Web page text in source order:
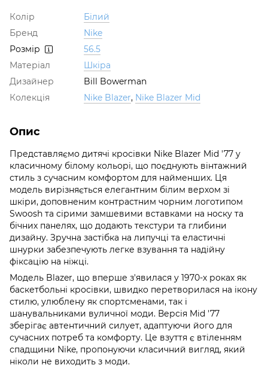
Колір
Білий
Бренд
Nike
Розмір
56.5
Матеріал
Шкіра
Дизайнер
Bill Bowerman
Колекція
Nike Blazer, Nike Blazer Mid
Опис
Представляємо дитячі кросівки Nike Blazer Mid '77 у
класичному білому кольорі, що поєднують вінтажний
стиль з сучасним комфортом для найменших. Ця
модель вирізняється елегантним білим верхом зі
шкіри, доповненим контрастним чорним логотипом
Swoosh та сірими замшевими вставками на носку та
бічних панелях, що додають текстури та глибини
дизайну. Зручна застібка на липучці та еластичні
шнурки забезпечують легке взування та надійну
фіксацію на ніжці.
Модель Blazer, що вперше з'явилася у 1970-х роках як
баскетбольні кросівки, швидко перетворилася на ікону
стилю, улюблену як спортсменами, так і
шанувальниками вуличної моди. Версія Mid '77
зберігає автентичний силует, адаптуючи його для
сучасних потреб та комфорту. Це взуття є втіленням
спадщини Nike, пропонуючи класичний вигляд, який
ніколи не виходить з моди.